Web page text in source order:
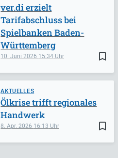
bookmark_border
10. Juni 2026 15:34
ver.di erzielt
Tarifabschluss bei
Spielbanken Baden-
Württemberg
AKTUELLES
bookmark_border
8. Apr. 2026 16:13
Ölkrise trifft regionales
Handwerk